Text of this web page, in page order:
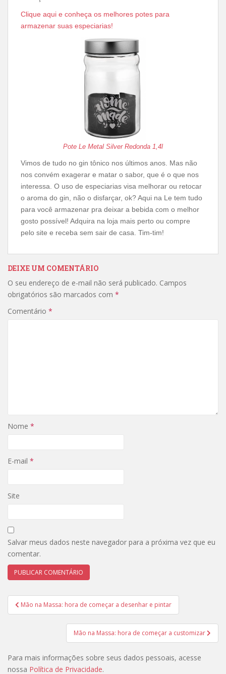
Clique aqui e conheça os melhores potes para
armazenar suas especiarias!
Pote Le Metal Silver Redonda 1,4l
Vimos de tudo no gin tônico nos últimos anos. Mas não
nos convém exagerar e matar o sabor, que é o que nos
interessa. O uso de especiarias visa melhorar ou retocar
o aroma do gin, não o disfarçar, ok? Aqui na Le tem tudo
para você armazenar pra deixar a bebida com o melhor
gosto possível! Adquira na loja mais perto ou compre
pelo site e receba sem sair de casa. Tim-tim!
DEIXE UM COMENTÁRIO
O seu endereço de e-mail não será publicado. Campos
obrigatórios são marcados com *
Comentário *
Nome *
E-mail *
Site
Salvar meus dados neste navegador para a próxima vez que eu
comentar.
Navegação
de
Mão na Massa: hora de começar a desenhar e pintar
Mão na Massa: hora de começar a customizar
Para mais informações sobre seus dados pessoais, acesse
nossa Política de Privacidade.